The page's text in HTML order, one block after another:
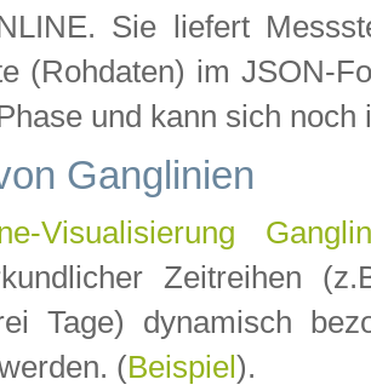
Sie liefert
(Rohdaten) im JSON-
und kann sich noch
Ganglinien
Visualisierung
Zeitreihen
Tage) dynamisch
(Beispiel ).